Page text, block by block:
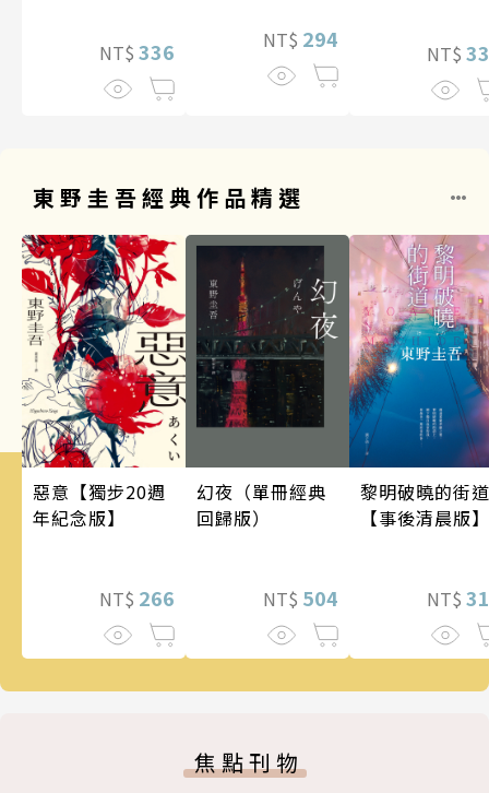
NT$ 336 NT$ 294
NT$
東野圭吾經典作品精選
惡意【獨步20週
年紀念版】
NT$ 266
幻夜（單冊經典
回歸版）
NT$ 504
黎明破曉的街道
【事後清晨版】
NT$
焦點刊物